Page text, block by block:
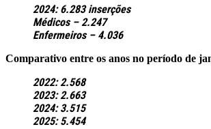
2024: 6.283 inserções
Médicos – 2.247
Enfermeiros – 4.036
Comparativo entre os anos no período de
2022: 2.568
2023: 2.663
2024: 3.515
2025: 5.454